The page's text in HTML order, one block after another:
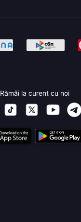
Rămâi la curent cu noi